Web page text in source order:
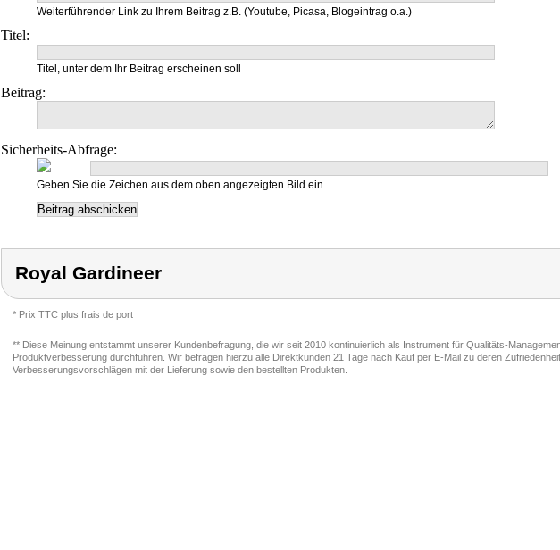
Weiterführender Link zu Ihrem Beitrag z.B. (Youtube, Picasa, Blogeintrag o.a.)
Titel:
Titel, unter dem Ihr Beitrag erscheinen soll
Beitrag:
Sicherheits-Abfrage:
Geben Sie die Zeichen aus dem oben angezeigten Bild ein
Royal Gardineer
* Prix TTC plus frais de port
** Diese Meinung entstammt unserer Kundenbefragung, die wir seit 2010 kontinuierlich als Instrument für Qualitäts-
Produktverbesserung durchführen. Wir befragen hierzu alle Direktkunden 21 Tage nach Kauf per E-Mail zu deren
Verbesserungsvorschlägen mit der Lieferung sowie den bestellten Produkten.